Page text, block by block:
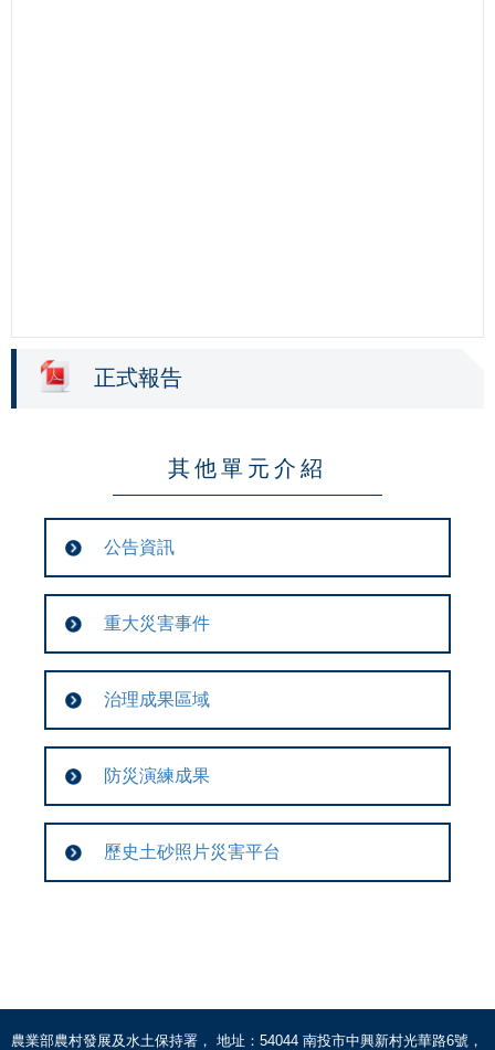
正式報告
其他單元介紹
公告資訊
重大災害事件
治理成果區域
防災演練成果
歷史土砂照片災害平台
農業部農村發展及水土保持署， 地址：54044 南投市中興新村光華路6號，